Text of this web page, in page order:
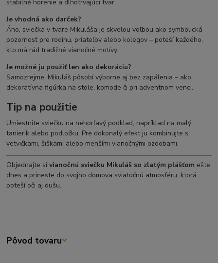
stabilné horenie a dlhotrvajúci tvar.
Je vhodná ako darček?
Áno, sviečka v tvare Mikuláša je skvelou voľbou ako symbolická
pozornosť pre rodinu, priateľov alebo kolegov – poteší každého,
kto má rád tradičné vianočné motívy.
Je možné ju použiť len ako dekoráciu?
Samozrejme. Mikuláš pôsobí výborne aj bez zapálenia – ako
dekoratívna figúrka na stole, komode či pri adventnom venci.
Tip na použitie
Umiestnite sviečku na nehorľavý podklad, napríklad na malý
tanierik alebo podložku. Pre dokonalý efekt ju kombinujte s
vetvičkami, šiškami alebo menšími vianočnými ozdobami.
Objednajte sivianočnú sviečku Mikuláš so zlatým plášťom ešte
dnes a prineste do svojho domova sviatočnú atmosféru, ktorá
poteší oči aj dušu.
Pôvod tovaru